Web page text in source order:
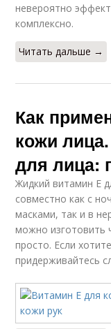
невероятно
комплексно.
Читать дальше →
Как
кожи
для лица:
Жидкий витамин Е
совместно как с
масками, так и в
можно изготовить
просто. Если
придерживайтесь